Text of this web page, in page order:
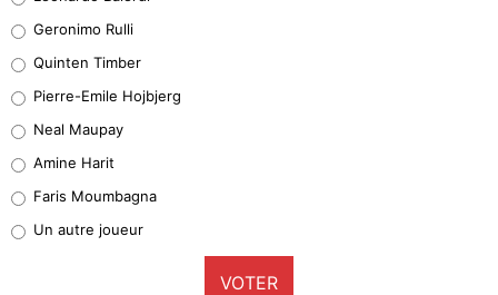
32%
5%
1%
9%
Geronimo Rulli
Quinten Timber
Pierre-Emile Hojbjerg
Neal Maupay
Amine Harit
Faris Moumbagna
Un autre joueur
VOTER